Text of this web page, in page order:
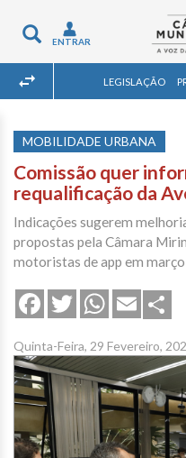
Toggle
navigation
ENTRAR
LEGISLAÇÃO
MOBILIDADE URBANA
Comissão quer
requalificação da
Indicações sugerem
propostas pela Câmara
motoristas de app em março
FacebookTwitterWhatsApp
Email
Quinta-Feira, 29 Fevereiro,